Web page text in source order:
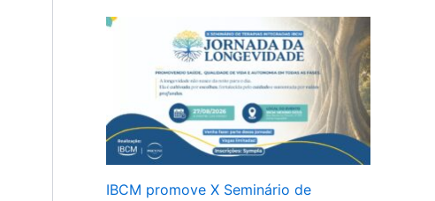
IBCM promove X Seminário de